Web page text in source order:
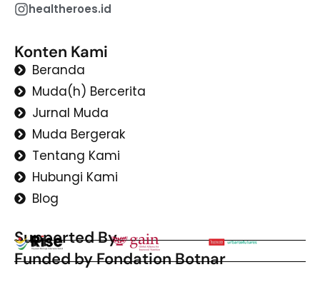
healtheroes.id
Konten Kami
Beranda
Muda(h) Bercerita
Jurnal Muda
Muda Bergerak
Tentang Kami
Hubungi Kami
Blog
Supported By
Funded by Fondation Botnar